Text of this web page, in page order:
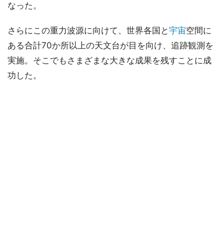
なった。
さらにこの重力波源に向けて、世界各国と宇宙空間に
ある合計70か所以上の天文台が目を向け、追跡観測を
実施。そこでもさまざまな大きな成果を残すことに成
功した。